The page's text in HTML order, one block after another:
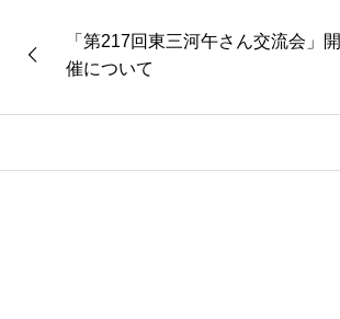
「第217回東三河午さん交流会」開
催について